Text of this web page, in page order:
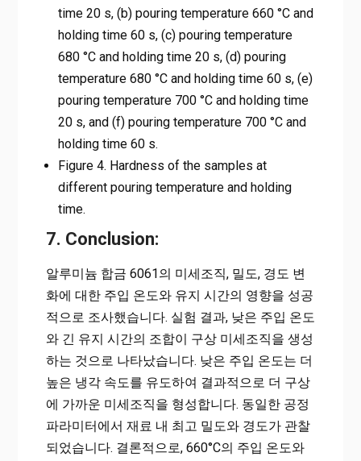
time 20 s, (b) pouring temperature 660 °C and
holding time 60 s, (c) pouring temperature
680 °C and holding time 20 s, (d) pouring
temperature 680 °C and holding time 60 s, (e)
pouring temperature 700 °C and holding time
20 s, and (f) pouring temperature 700 °C and
holding time 60 s.
Figure 4. Hardness of the samples at
different pouring temperature and holding
time.
7. Conclusion:
알루미늄 합금 6061의 미세조직, 밀도, 경도 변
화에 대한 주입 온도와 유지 시간의 영향을 성공
적으로 조사했습니다. 실험 결과, 낮은 주입 온도
와 긴 유지 시간의 조합이 구상 미세조직을 생성
하는 것으로 나타났습니다. 낮은 주입 온도는 더
높은 냉각 속도를 유도하여 결과적으로 더 구상
에 가까운 미세조직을 형성합니다. 동일한 공정
파라미터에서 재료 내 최고 밀도와 경도가 관찰
되었습니다. 결론적으로, 660°C의 주입 온도와